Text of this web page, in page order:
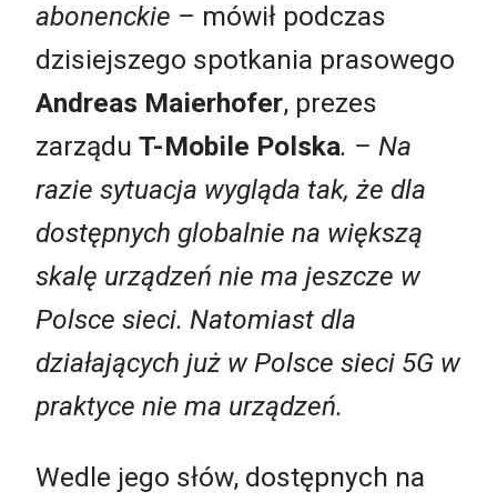
abonenckie – mówił podczas
dzisiejszego spotkania prasowego
Andreas Maierhofer, prezes
zarządu T-Mobile Polska. – Na
razie sytuacja wygląda tak, że dla
dostępnych globalnie na większą
skalę urządzeń nie ma jeszcze w
Polsce sieci. Natomiast dla
działających już w Polsce sieci 5G w
praktyce nie ma urządzeń.
Wedle jego słów, dostępnych na